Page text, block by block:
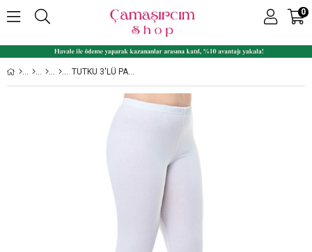
0
TUTKU 3'LÜ PAKET %100 PAMUK BAYAN PENYE UZUN TAYT